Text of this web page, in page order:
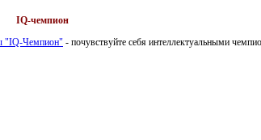
IQ-чемпион
"IQ-Чемпион" - почувствуйте себя интеллектуальными